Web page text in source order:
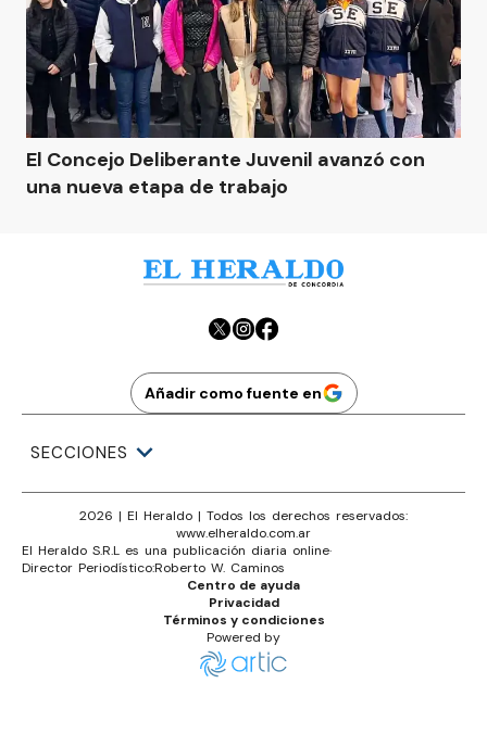
El Concejo Deliberante Juvenil avanzó con
una nueva etapa de trabajo
Añadir como fuente en
SECCIONES
2026 | El Heraldo | Todos los derechos reservados:
www.elheraldo.com.ar
El Heraldo S.R.L es una publicación diaria online·
Director Periodístico:Roberto W. Caminos
Términos y condiciones
Privacidad
Centro de ayuda
Powered by